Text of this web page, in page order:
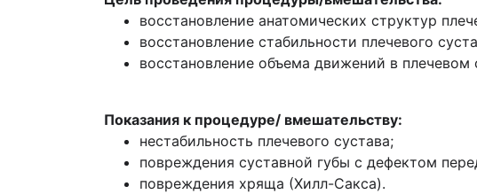
восстановление анатомических структур
восстановление стабильности плечевого
восстановление объема движений в плечевом
Показания к процедуре/ вмешательству:
нестабильность плечевого сустава;
повреждения суставной губы с дефектом
повреждения хряща (Хилл-Сакса).